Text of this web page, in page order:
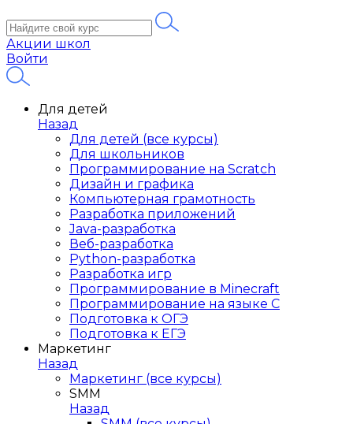
Акции школ
Войти
Для детей
Назад
Для детей (все курсы)
Для школьников
Программирование на Scratch
Дизайн и графика
Компьютерная грамотность
Разработка приложений
Java-разработка
Веб-разработка
Python-разработка
Разработка игр
Программирование в Minecraft
Программирование на языке C
Подготовка к ОГЭ
Подготовка к ЕГЭ
Маркетинг
Назад
Маркетинг (все курсы)
SMM
Назад